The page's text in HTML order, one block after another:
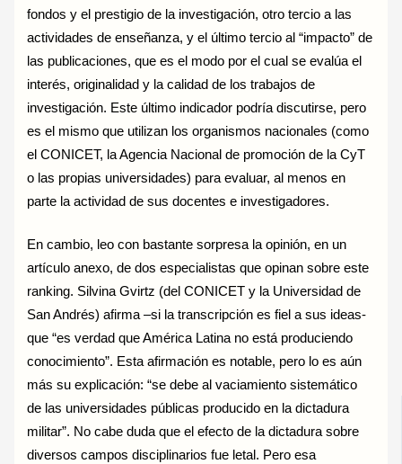
fondos y el prestigio de la investigación, otro tercio a las
actividades de enseñanza, y el último tercio al “impacto” de
las publicaciones, que es el modo por el cual se evalúa el
interés, originalidad y la calidad de los trabajos de
investigación. Este último indicador podría discutirse, pero
es el mismo que utilizan los organismos nacionales (como
el CONICET, la Agencia Nacional de promoción de la CyT
o las propias universidades) para evaluar, al menos en
parte la actividad de sus docentes e investigadores.
En cambio, leo con bastante sorpresa la opinión, en un
artículo anexo, de dos especialistas que opinan sobre este
ranking. Silvina Gvirtz (del CONICET y la Universidad de
San Andrés) afirma –si la transcripción es fiel a sus ideas-
que “es verdad que América Latina no está produciendo
conocimiento”. Esta afirmación es notable, pero lo es aún
más su explicación: “se debe al vaciamiento sistemático
de las universidades públicas producido en la dictadura
militar”. No cabe duda que el efecto de la dictadura sobre
diversos campos disciplinarios fue letal. Pero esa